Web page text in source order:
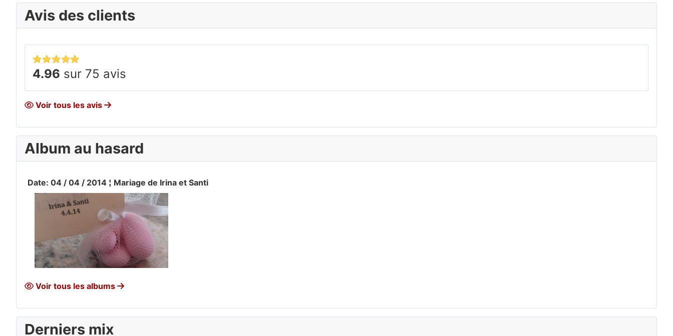
Avis des clients
4.96 sur 75 avis
Voir tous les avis
Album au hasard
Date: 04 / 04 / 2014 ¦ Mariage de Irina et Santi
Voir tous les albums
Derniers mix